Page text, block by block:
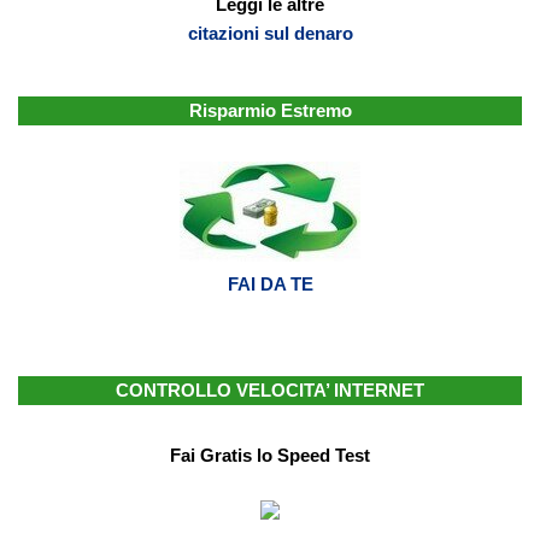
citazioni sul denaro
Risparmio Estremo
FAI DA TE
CONTROLLO VELOCITA’ INTERNET
Fai Gratis lo Speed Test